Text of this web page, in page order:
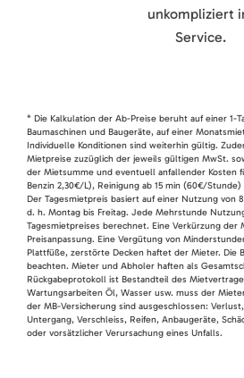
unkompliziert
Service.
* Die Kalkulation der Ab-Preise beruht auf einer 1-
Baumaschinen und Baugeräte, auf einer
Individuelle Konditionen sind weiterhin gültig.
Mietpreise zuzüglich der jeweils gültigen MwSt.
der Mietsumme und eventuell anfallender Kosten
Benzin 2,30€/L), Reinigung ab 15 min (60€/
Der Tagesmietpreis basiert auf einer Nutzung von
d. h. Montag bis Freitag. Jede Mehrstunde
Tagesmietpreises berechnet. Eine Verkürzung der
Preisanpassung. Eine Vergütung von
Plattfüße, zerstörte Decken haftet der Mieter. Die
beachten. Mieter und Abholer haften als
Rückgabeprotokoll ist Bestandteil des
Wartungsarbeiten Öl, Wasser usw. muss der
der MB-Versicherung sind ausgeschlossen:
Untergang, Verschleiss, Reifen, Anbaugeräte,
oder vorsätzlicher Verursachung eines Unfalls.